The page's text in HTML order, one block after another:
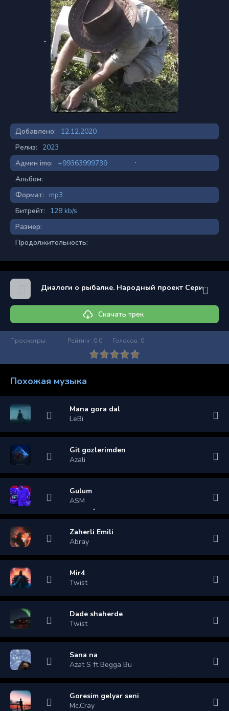
Добавлено:
12.12.2020
Релиз:
2023
Админ imo:
+99363999739
Альбом:
Формат:
mp3
Битрейт:
128 kb/s
Размер:
Продолжительность:
Диалоги о рыбалке. Народный проект Серия 68
Скачать трек
Просмотры: Рейтинг: 0.0 Голосов: 0
Похожая музыка
Mana gora dal
LeBi
Git gozlerimden
Azali
Gulum
ASM
Zaherli Emili
Abray
Mir4
Twist
Dade shaherde
Twist
Sana na
Azat S ft Begga Bu
Goresim gelyar seni
Mc.Cray